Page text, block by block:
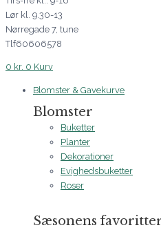
Lør kl. 9.30-13
Nørregade 7, tune
Tlf60606578
0 kr. 0 Kurv
Blomster & Gavekurve
Blomster
Buketter
Planter
Dekorationer
Evighedsbuketter
Roser
Sæsonens